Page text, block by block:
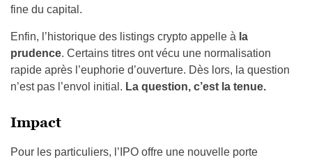
fine du capital.
Enfin, l’historique des listings crypto appelle à la
prudence. Certains titres ont vécu une normalisation
rapide après l’euphorie d’ouverture. Dès lors, la question
n’est pas l’envol initial. La question, c’est la tenue.
Impact
Pour les particuliers, l’IPO offre une nouvelle porte